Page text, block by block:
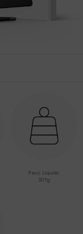
Peso Líquido
307g